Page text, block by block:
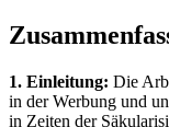
1. Einleitung: Die
in der Werbung und
in Zeiten der